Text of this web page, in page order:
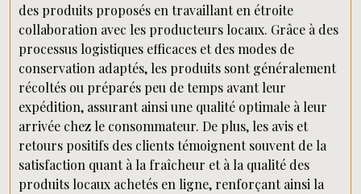
des produits proposés en travaillant en étroite
collaboration avec les producteurs locaux. Grâce à des
processus logistiques efficaces et des modes de
conservation adaptés, les produits sont généralement
récoltés ou préparés peu de temps avant leur
expédition, assurant ainsi une qualité optimale à leur
arrivée chez le consommateur. De plus, les avis et
retours positifs des clients témoignent souvent de la
satisfaction quant à la fraîcheur et à la qualité des
produits locaux achetés en ligne, renforçant ainsi la